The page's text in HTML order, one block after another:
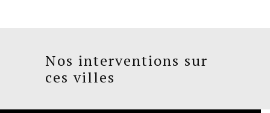
Nos interventions sur
ces villes